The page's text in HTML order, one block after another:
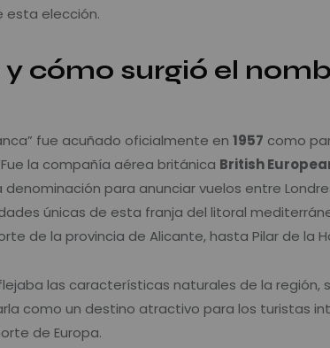
esta elección.
cómo surgió el
fue acuñado oficialmente en 1957 como
la compañía aérea británica British
para anunciar vuelos entre
únicas de esta franja del litoral
de la provincia de Alicante, hasta Pilar de la
las características naturales de la región,
como un destino atractivo para los turistas
de Europa.